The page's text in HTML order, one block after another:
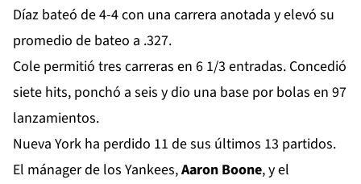
Díaz bateó de 4-4 con una carrera anotada y elevó su
promedio de bateo a .327.
Cole permitió tres carreras en 6 1/3 entradas. Concedió
siete hits, ponchó a seis y dio una base por bolas en 97
lanzamientos.
Nueva York ha perdido 11 de sus últimos 13 partidos.
El mánager de los Yankees,Aaron Boone, y el